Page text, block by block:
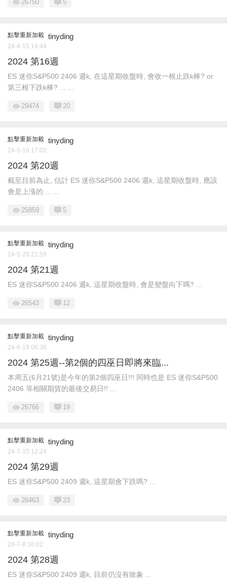
26750 5
點擊重新加載 tinyding
24-4-15 14:44
2024 第16週
ES 迷你S&P500 2406 週k, 在這星期收盤時, 會收一根止跌k棒? or
第三根下跌k棒? ... ...
29474 20
點擊重新加載 tinyding
24-5-16 17:02
2024 第20週
截至目前為止, 估計 ES 迷你S&P500 2406 週k, 這星期收盤時, 應該
會是上漲的 ... ...
25859 5
點擊重新加載 tinyding
24-5-20 21:59
2024 第21週
ES 迷你S&P500 2406 週k, 這星期收盤時, 會是變盤向下嗎? ...
26543 12
點擊重新加載 tinyding
24-6-19 06:38
2024 第25週--第2個的四巫日即將來臨...
本周五(6月21號)是今年的第2個四巫日!!! 同時也是 ES 迷你S&P500
2406 等相關期貨的最後交易日!! ...
26766 19
點擊重新加載 tinyding
24-7-15 12:24
2024 第29週
ES 迷你S&P500 2409 週k, 這星期會下跌嗎? ...
26463 23
點擊重新加載 tinyding
24-7-8 16:02
2024 第28週
ES 迷你S&P500 2409 週k, 目前仍沒有敗象 ...